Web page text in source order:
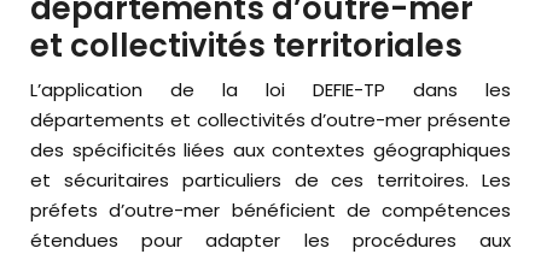
et collectivités territoriales
L’application de la loi DEFIE-TP dans les
départements et collectivités d’outre-mer présente
des spécificités liées aux contextes géographiques
et sécuritaires particuliers de ces territoires. Les
préfets d’outre-mer bénéficient de compétences
étendues pour adapter les procédures aux